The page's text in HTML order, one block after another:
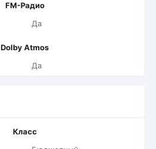
FM-Радио
Да
Dolby Atmos
Да
Класс